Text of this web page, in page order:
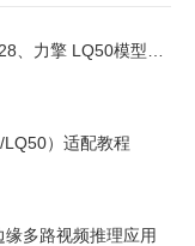
、力擎 LQ50模型部
）适配教程
多路视频推理应用